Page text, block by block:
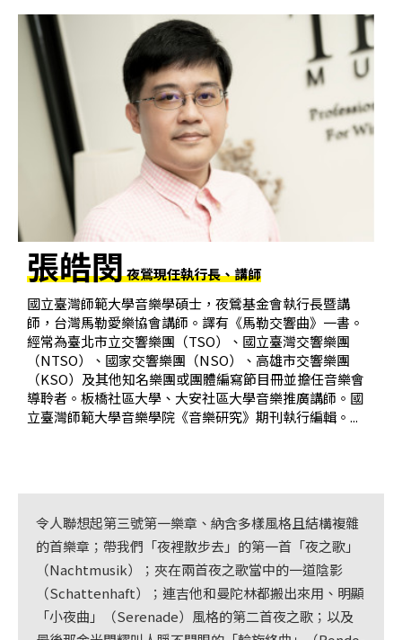
版
品
最
新
夜
鶯
基
金
會
聯
絡
登
入/
加
入
會
員
張皓閔夜鶯現任執行長、講師
國立臺灣師範大學音樂學碩士，夜鶯基金會執行長暨講
師，台灣馬勒愛樂協會講師。譯有《馬勒交響曲》一書。
經常為臺北市立交響樂團（TSO）、國立臺灣交響樂團
（NTSO）、國家交響樂團（NSO）、高雄市交響樂團
（KSO）及其他知名樂團或團體編寫節目冊並擔任音樂會
導聆者。板橋社區大學、大安社區大學音樂推廣講師。國
立臺灣師範大學音樂學院《音樂研究》期刊執行編輯。...
令人聯想起第三號第一樂章、納含多樣風格且結構複雜
的首樂章；帶我們「夜裡散步去」的第一首「夜之歌」
（Nachtmusik）；夾在兩首夜之歌當中的一道陰影
（Schattenhaft）；連吉他和曼陀林都搬出來用、明顯
「小夜曲」（Serenade）風格的第二首夜之歌；以及